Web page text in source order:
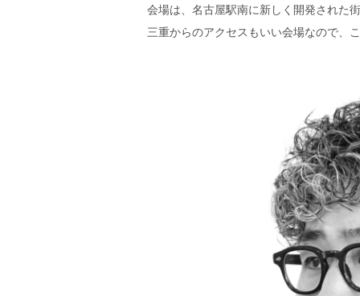
会場は、名古屋駅南に新しく開発された
三重からのアクセスもいい会場なので、